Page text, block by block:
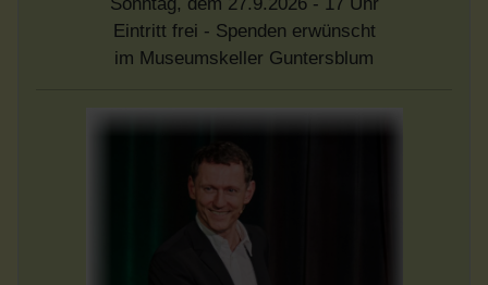
Eintritt frei - Spenden erwünscht
im Museumskeller Guntersblum